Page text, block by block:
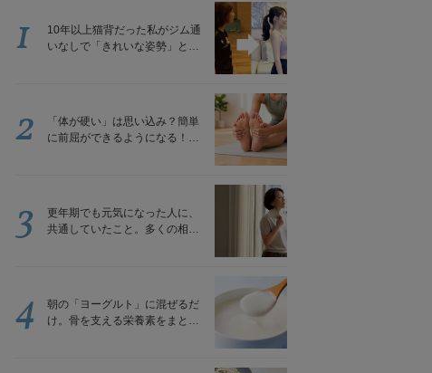
10年以上猫背だった私がジム通
いなしで「きれいな姿勢」と褒
1
「体が硬い」は思い込み？簡単
に前屈ができるようになる！腿
2
更年期でも元気になった人に、
共通していたこと。多くの相談
3
朝の「ヨーグルト」に混ぜるだ
け。骨を支える栄養素をまとめ
4